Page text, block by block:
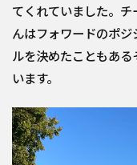
てくれていました。
んはフォワードのポ
ルを決めたこともあ
います。